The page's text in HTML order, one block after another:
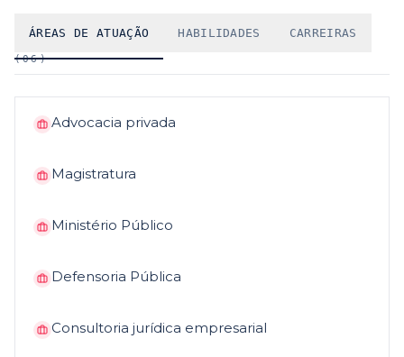
ÁREAS DE ATUAÇÃO HABILIDADES CARREIRAS
(06)
Advocacia privada
Magistratura
Ministério Público
Defensoria Pública
Consultoria jurídica empresarial